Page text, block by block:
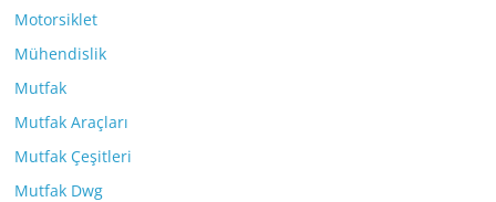
Motorsiklet
Mühendislik
Mutfak
Mutfak Araçları
Mutfak Çeşitleri
Mutfak Dwg